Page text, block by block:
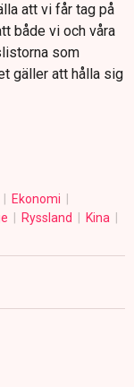
att vi får tag på
både vi och våra
som
gäller att hålla sig
Ekonomi
Ryssland
Kina